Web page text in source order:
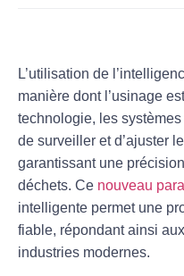
L’utilisation de l’
manière dont l’usinage
technologie, les
de surveiller et d’ajuster
garantissant une
déchets. Ce nouveau
intelligente permet une
fiable, répondant ainsi
industries modernes.